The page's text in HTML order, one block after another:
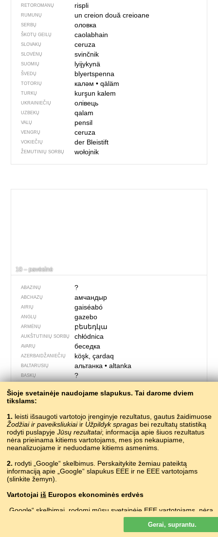
RETOROMANŲ rispli
RUMUNŲ un creiondouă creioane
SERBŲ оловка
ŠKOTŲ GEILŲ caolabhain
SLOVAKŲ ceruza
SLOVĖNŲ svinčnik
SUOMIŲ lyijykynä
ŠVEDŲ blyertspenna
TOTORIŲ каләм• qäläm
TURKŲ kurşun kalem
UKRAINIEČIŲ олівець
UZBEKŲ qalam
VALŲ pensil
VENGRŲ ceruza
VOKIEČIŲ der Bleistift
ŽEMUTINIŲ SORBŲ wołojnik
10 – pavėsìnė
ABAZINŲ ?
ABCHAZŲ амчандыр
AIRIŲ gaiséabó
ANGLŲ gazebo
ARMĖNŲ բեսեդկա
AUKŠTUTINIŲ SORBŲ chłódnica
AVARŲ беседка
AZERBAIDŽANIEČIŲ köşk, çardaq
BALTARUSIŲ альтанка• altanka
BASKŲ ?
ČEKŲ altán
DANŲ
ERZIŲ беседка
ESPERANTO laŭbo
ESTŲ lehtla
FARERŲ lysthús
GRAIKŲ κιόσκι
GRUZINŲ ბელვედერი bɛlvɛdɛri
ISLANDŲ
ISPANŲ ?
KAŠUBŲ ?
Šioje svetainėje naudojame slapukus. Tai darome dviem
tikslams:
1. leisti išsaugoti vartotojo įrenginyje rezultatus, gautus žaidimuose
Žodžiai ir paveiksliukiaiir Užpildyk spragas bei rezultatų statistiką
rodyti puslapyje Jūsų rezultatai; informacija apie šiuos rezultatus
nėra prieinama kitiems vartotojams, mes jos nekaupiame,
neanalizuojame ir neduodame kitiems asmenims.
2. rodyti „Google“ skelbimus. Perskaitykite žemiau pateiktą
informaciją apie „Google“ slapukus EEE ir ne EEE vartotojams
(slinkite žemyn).
Vartotojai iš Europos ekonominės erdvės
„Google“ skelbimai, rodomi mūsų svetainėje EEE vartotojams, nėra
suasmeninti. Nors šie skelbimai slapukų nenaudoja suasmeninimui,
bet jie juos naudoja, kad būtų galima riboti dažnumą, parengti
suvestines ataskaitas apie skelbimus ir kovoti su sukčiavimu ir
Gerai, suprantu.